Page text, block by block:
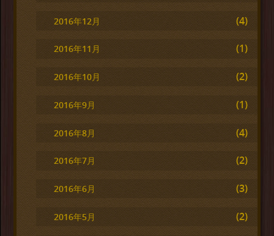
2016年12月 (4)
2016年11月 (1)
2016年10月 (2)
2016年9月 (1)
2016年8月 (4)
2016年7月 (2)
2016年6月 (3)
2016年5月 (2)